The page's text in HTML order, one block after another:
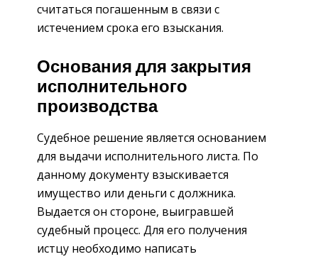
считаться погашенным в связи с
истечением срока его взыскания.
Основания для закрытия
исполнительного
производства
Судебное решение является основанием
для выдачи исполнительного листа. По
данному документу взыскивается
имущество или деньги с должника.
Выдается он стороне, выигравшей
судебный процесс. Для его получения
истцу необходимо написать